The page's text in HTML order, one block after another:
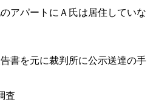
アパートにＡ氏は居住していな
書を元に裁判所に公示送達の手
査